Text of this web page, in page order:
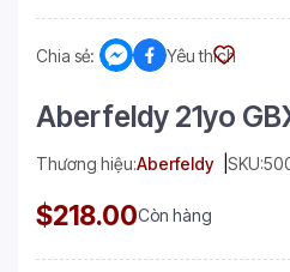
Chia sẻ: Yêu thích
Aberfeldy 21yo
Thương hiệu:Aberfeldy SKU:
$218.00Còn hàng